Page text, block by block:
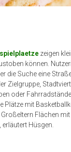
zeigen
können.
die Suche eine
Zielgruppe,
oder
Plätze mit
Flächen
erläutert Hüsgen.